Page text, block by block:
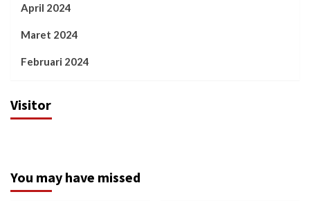
April 2024
Maret 2024
Februari 2024
Visitor
You may have missed